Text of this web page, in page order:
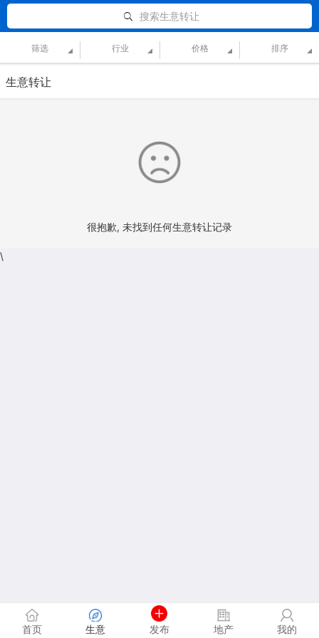
搜索生意转让
筛选 行业 价格 排序
生意转让
很抱歉, 未找到任何生意转让记录
首页 生意 发布 地产 我的
\